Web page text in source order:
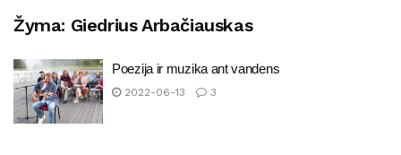
Žyma: Giedrius Arbačiauskas
Poezija ir muzika ant vandens
2022-06-13 3